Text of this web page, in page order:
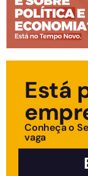
Está
Conheça o
vaga